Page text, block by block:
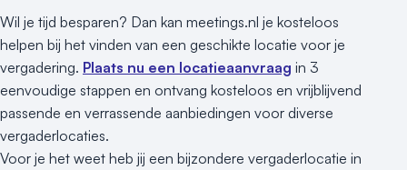
Wil je tijd besparen? Dan kan meetings.nl je kosteloos
helpen bij het vinden van een geschikte locatie voor je
vergadering. Plaats nu een locatieaanvraag in 3
eenvoudige stappen en ontvang kosteloos en vrijblijvend
passende en verrassende aanbiedingen voor diverse
vergaderlocaties.
Voor je het weet heb jij een bijzondere vergaderlocatie in